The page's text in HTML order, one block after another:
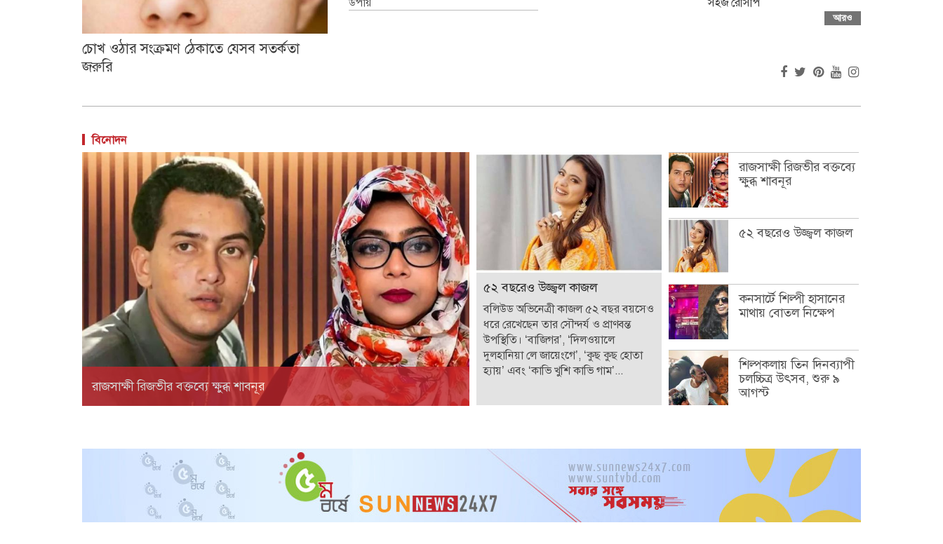
চোখ ওঠার সংক্রমণ ঠেকাতে যেসব সতর্কতা
জরুরি
আরও
বিনোদন
রাজসাক্ষী রিজভীর বক্তব্যে ক্ষুব্ধ শাবনূর
৫২ বছরেও উজ্জ্বল কাজল
বলিউড অভিনেত্রী কাজল ৫২ বছর বয়সেও
ধরে রেখেছেন তার সৌন্দর্য ও প্রাণবন্ত
উপস্থিতি। ‘বাজিগর’, ‘দিলওয়ালে
দুলহানিয়া লে জায়েংগে’, ‘কুছ কুছ হোতা
হ্যায়’ এবং ‘কাভি খুশি কাভি গাম’...
রাজসাক্ষী রিজভীর বক্তব্যে
ক্ষুব্ধ শাবনূর
৫২ বছরেও উজ্জ্বল কাজল
কনসার্টে শিল্পী হাসানের
মাথায় বোতল নিক্ষেপ
শিল্পকলায় তিন দিনব্যাপী
চলচ্চিত্র উৎসব, শুরু ৯
আগস্ট